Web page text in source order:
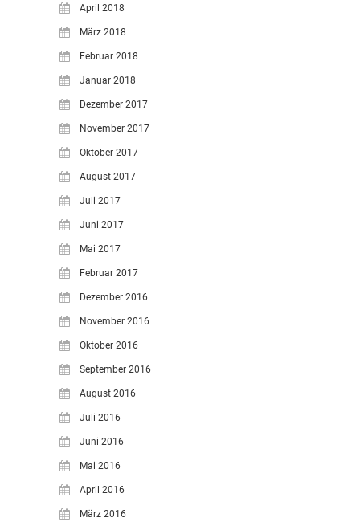
April 2018
März 2018
Februar 2018
Januar 2018
Dezember 2017
November 2017
Oktober 2017
August 2017
Juli 2017
Juni 2017
Mai 2017
Februar 2017
Dezember 2016
November 2016
Oktober 2016
September 2016
August 2016
Juli 2016
Juni 2016
Mai 2016
April 2016
März 2016